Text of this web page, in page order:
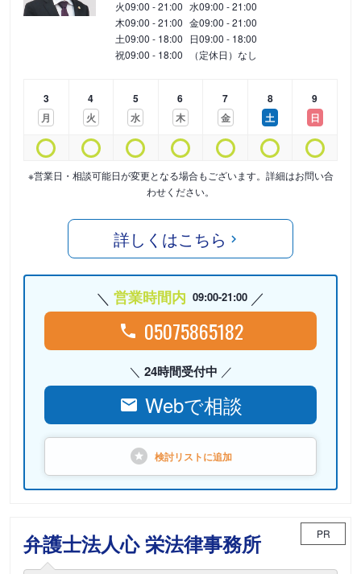
火09:00 - 21:00 水09:00 - 21:00
木09:00 - 21:00 金09:00 - 21:00
土09:00 - 18:00 日09:00 - 18:00
祝09:00 - 18:00 （定休日）なし
3
月
4
火
5
水
6
木
7
金
8
土
9
日
※営業日・相談可能日が変更となる場合もございます。詳細はお問い合
わせください。
詳しくはこちら
営業時間内 09:00-21:00
05075865182
24時間受付中
Webで相談
検討リストに追加
弁護士法人心 栄法律事務所 PR